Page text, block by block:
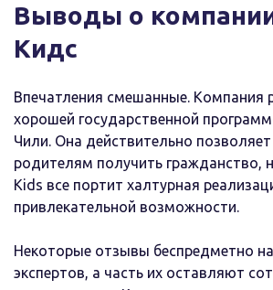
Выводы о
Кидс
Впечатления смешанные. Компания
хорошей государственной
Чили. Она действительно позволяет
родителям получить гражданство,
Kids все портит халтурная
привлекательной возможности.
Некоторые отзывы беспредметно
экспертов, а часть их оставляют